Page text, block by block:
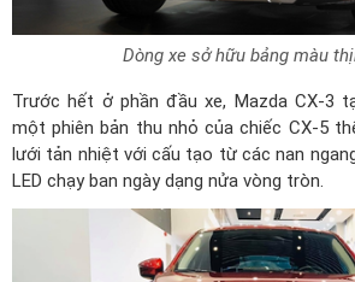
Dòng xe sở hữu bảng màu
Trước hết ở phần đầu xe, Mazda CX-3
một phiên bản thu nhỏ của chiếc CX-5
lưới tản nhiệt với cấu tạo từ các nan
LED chạy ban ngày dạng nửa vòng tròn.